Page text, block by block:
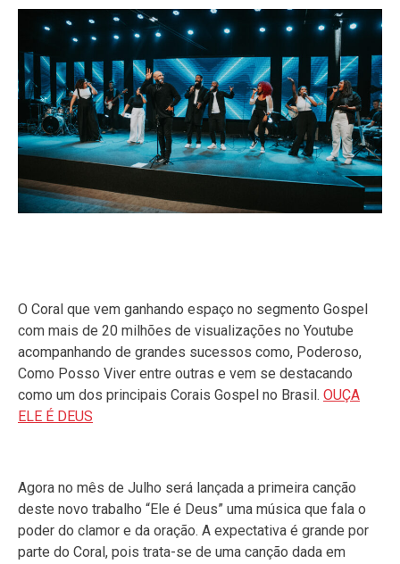
O Coral que vem ganhando espaço no segmento Gospel
com mais de 20 milhões de visualizações no Youtube
acompanhando de grandes sucessos como, Poderoso,
Como Posso Viver entre outras e vem se destacando
como um dos principais Corais Gospel no Brasil. OUÇA
ELE É DEUS
Agora no mês de Julho será lançada a primeira canção
deste novo trabalho “Ele é Deus” uma música que fala o
poder do clamor e da oração. A expectativa é grande por
parte do Coral, pois trata-se de uma canção dada em